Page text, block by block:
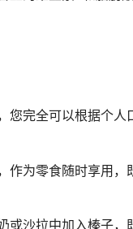
您完全可以根据个人
作为零食随时享用，
或沙拉中加入榛子，